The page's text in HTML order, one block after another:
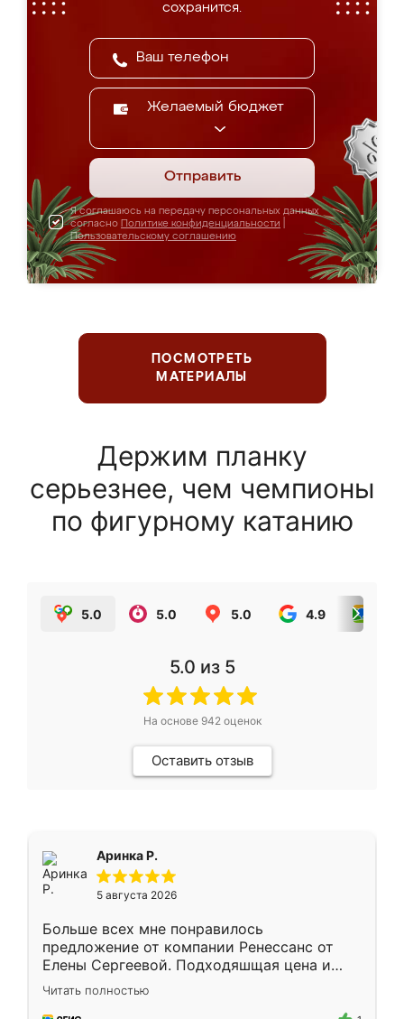
сохранится.
Желаемый бюджет
Отправить
Я соглашаюсь на передачу персональных данных
согласно Политике конфиденциальности
Пользовательскому соглашению
ПОСМОТРЕТЬ
МАТЕРИАЛЫ
Держим планку
серьезнее, чем чемпионы
по фигурному катанию
5.0 5.0 5.0 4.9
5.0 из 5
На основе 942оценок
Оставить отзыв
Аринка Р.
5 августа 2026
Больше всех мне понравилось
предложение от компании Ренессанс от
Елены Сергеевой. Подходяшщая цена и
короткие сроки изготовления. Приехавший
для замера сотрудник Владислав
Читать полностью